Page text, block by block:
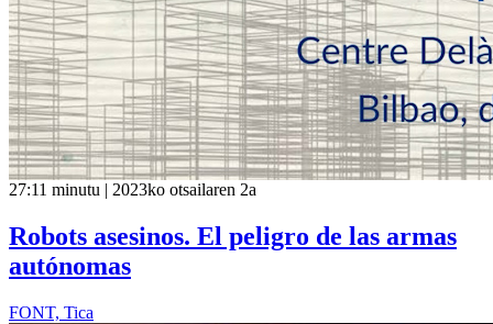
27:11 minutu | 2023ko otsailaren 2a
Robots asesinos. El peligro de las armas
autónomas
FONT, Tica